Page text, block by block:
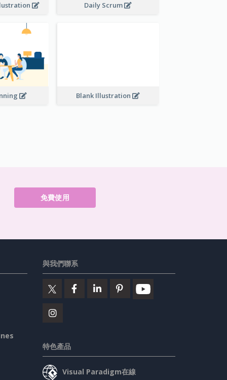
Daily Scrum
Blank Illustration
免費使用
與我們聯系
特色產品
Visual Paradigm在線